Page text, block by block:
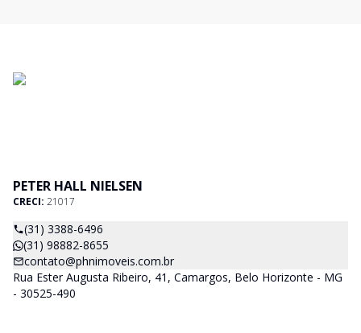
PETER HALL NIELSEN
CRECI: 21017
(31) 3388-6496
(31) 98882-8655
contato@phnimoveis.com.br
Rua Ester Augusta Ribeiro, 41, Camargos, Belo Horizonte - MG
- 30525-490